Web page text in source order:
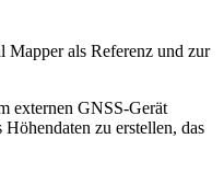
als Referenz und zur
externen GNSS-Gerät
zu erstellen, das